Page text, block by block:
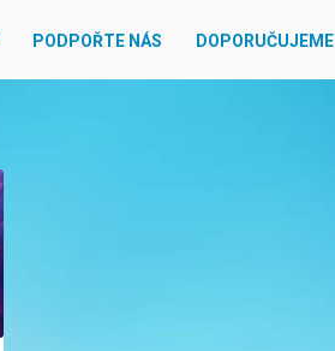
PODPOŘTE NÁS DOPORUČUJEME